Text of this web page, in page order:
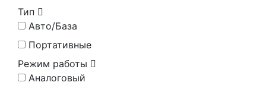
Тип
Авто/База
Портативные
Режим работы
Аналоговый